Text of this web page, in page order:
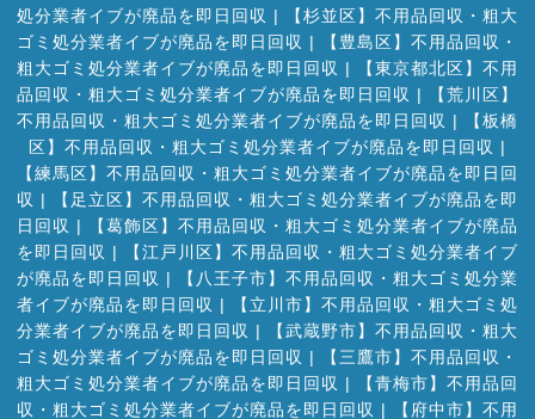
処分業者イブが廃品を即日回収 |
【杉並区】不用品回収・粗大
ゴミ処分業者イブが廃品を即日回収 |
【豊島区】不用品回収・
粗大ゴミ処分業者イブが廃品を即日回収 |
【東京都北区】不用
品回収・粗大ゴミ処分業者イブが廃品を即日回収 |
【荒川区】
不用品回収・粗大ゴミ処分業者イブが廃品を即日回収 |
【板橋
区】不用品回収・粗大ゴミ処分業者イブが廃品を即日回収 |
【練馬区】不用品回収・粗大ゴミ処分業者イブが廃品を即日回
収 |
【足立区】不用品回収・粗大ゴミ処分業者イブが廃品を即
日回収 |
【葛飾区】不用品回収・粗大ゴミ処分業者イブが廃品
を即日回収 |
【江戸川区】不用品回収・粗大ゴミ処分業者イブ
が廃品を即日回収 |
【八王子市】不用品回収・粗大ゴミ処分業
者イブが廃品を即日回収 |
【立川市】不用品回収・粗大ゴミ処
分業者イブが廃品を即日回収 |
【武蔵野市】不用品回収・粗大
ゴミ処分業者イブが廃品を即日回収 |
【三鷹市】不用品回収・
粗大ゴミ処分業者イブが廃品を即日回収 |
【青梅市】不用品回
収・粗大ゴミ処分業者イブが廃品を即日回収 | 【府中市】不用